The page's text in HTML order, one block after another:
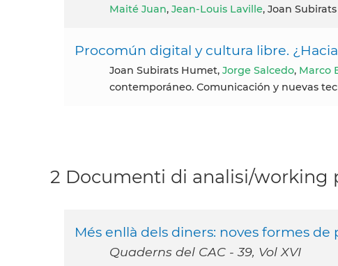
Maité Juan, Jean-Louis Laville, Joan
Procomún digital y cultura libre.
Joan Subirats Humet, Jorge Salcedo, Marco
contemporáneo. Comunicación y nuevas
2 Documenti di analisi/working
Més enllà dels diners: noves formes de
Quaderns del CAC - 39, Vol XVI